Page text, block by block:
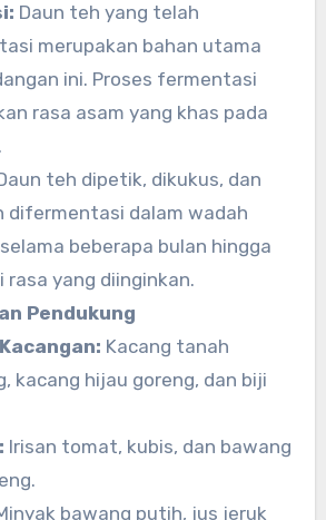
Daun teh yang telah
merupakan bahan utama
ini. Proses fermentasi
rasa asam yang khas pada
teh dipetik, dikukus, dan
difermentasi dalam wadah
beberapa bulan hingga
rasa yang diinginkan.
Pendukung
Kacang tanah
kacang hijau goreng, dan biji
Irisan tomat, kubis, dan bawang
bawang putih, jus jeruk